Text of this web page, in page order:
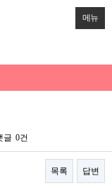
메뉴
글 0건
목록 답변